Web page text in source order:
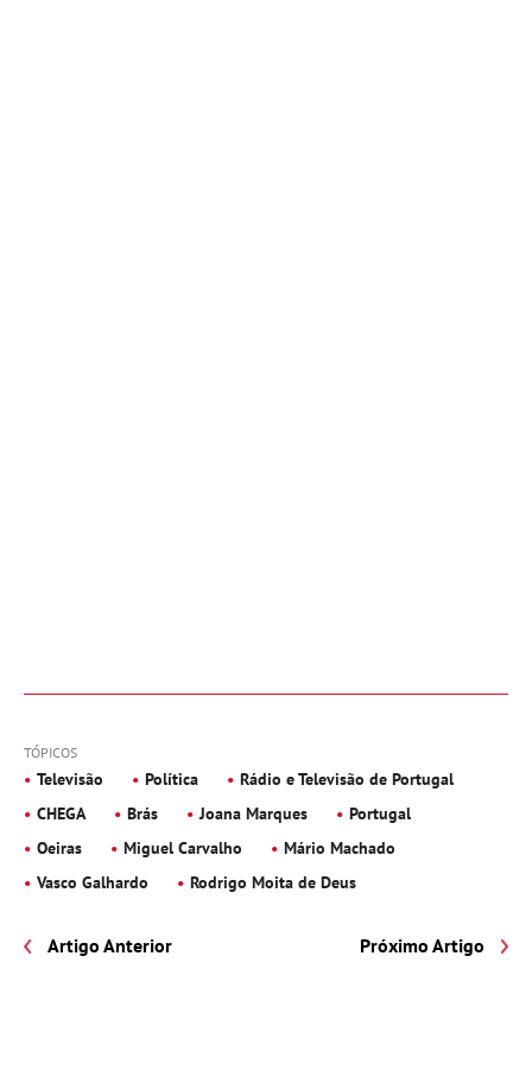
TÓPICOS
Televisão Política
Rádio e Televisão de Portugal
CHEGA
Brás Joana Marques
Portugal
Oeiras
Miguel Carvalho
Mário Machado
Vasco Galhardo
Rodrigo Moita de Deus
Artigo Anterior Próximo Artigo